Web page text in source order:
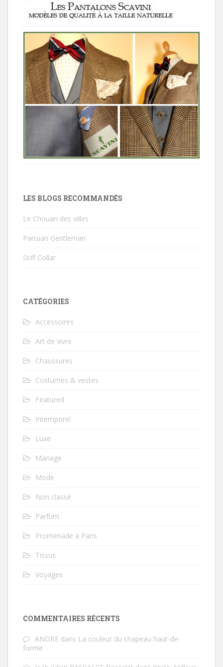
LES BLOGS RECOMMANDÉS
Le Chouan des villes
Parisian Gentleman
Stiff Collar
CATÉGORIES
Accessoires
Art de vivre
Chaussures
Costumes & vestes
Featured
Intemporel
Luxe
Mariage
Mode
Non classé
Parfum
Promenade à Paris
Tissus
Voyages
COMMENTAIRES RÉCENTS
ANDRE dans La couleur du chapeau haut-de-
forme